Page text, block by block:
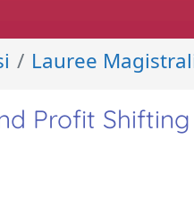
Lauree
Profit